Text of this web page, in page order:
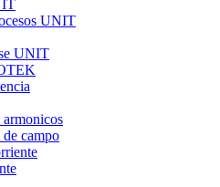
UNIT
UNIT
armonicos
de campo